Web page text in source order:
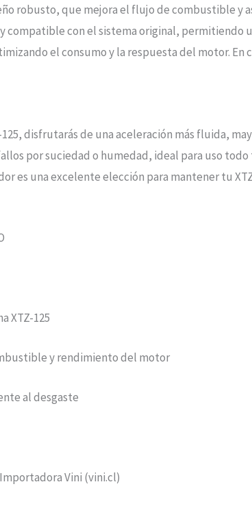
robusto, que mejora el flujo de combustible y
compatible con el sistema original,
el consumo y la respuesta del motor.
125, disfrutarás de una aceleración más fluida,
por suciedad o humedad, ideal para uso
es una excelente elección para mantener tu
XTZ-125
y rendimiento del motor
al desgaste
Vini (vini.cl)